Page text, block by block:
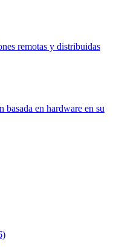
remotas y distribuidas
basada en hardware en su